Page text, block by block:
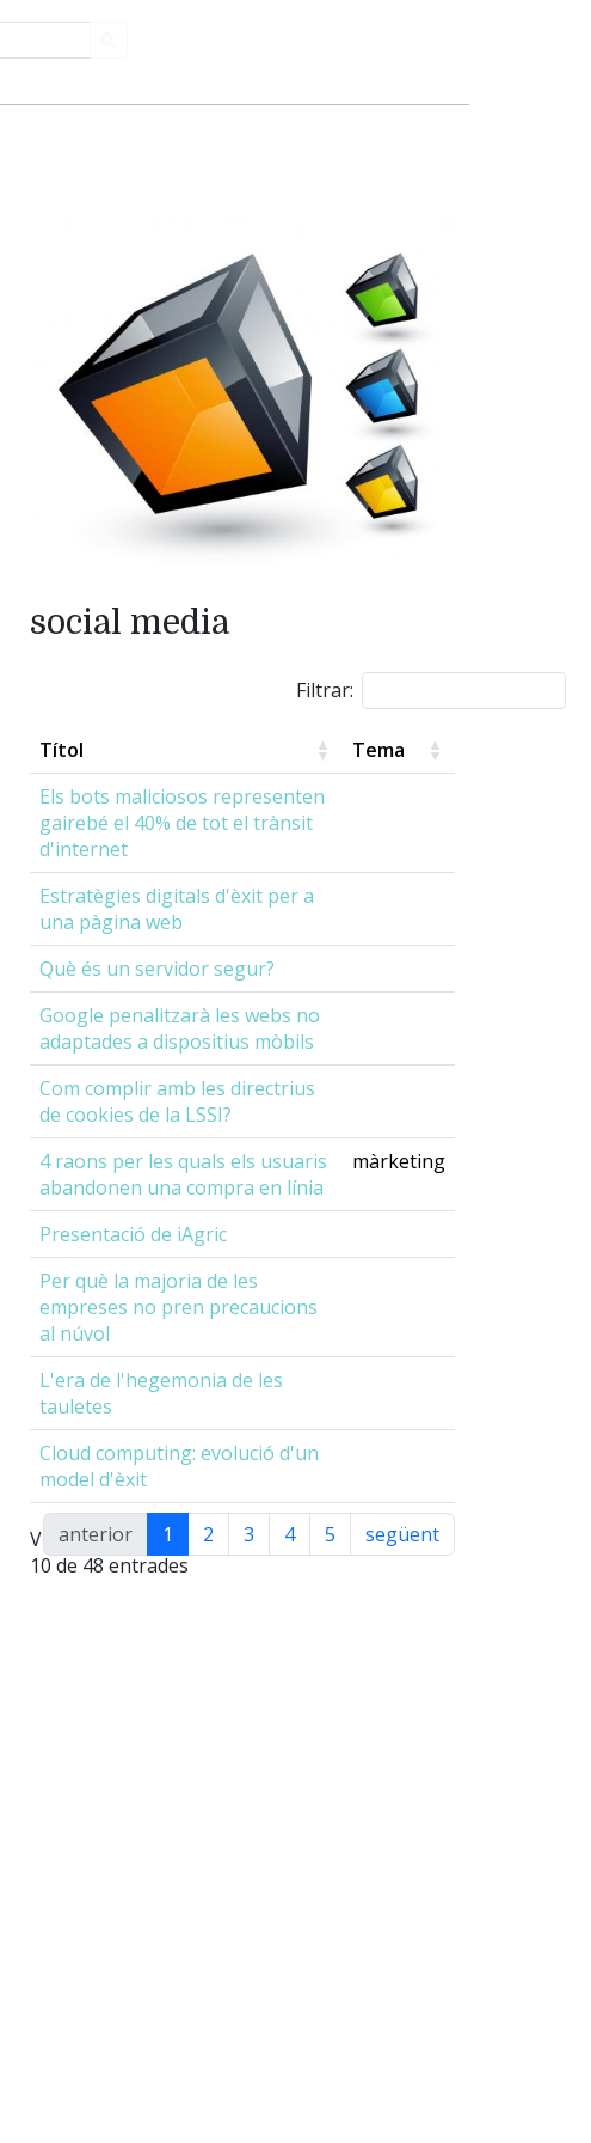
social media
Filtrar:
Títol
Tema
Els bots maliciosos representen
gairebé el 40% de tot el trànsit
d'internet
Estratègies digitals d'èxit per a
una pàgina web
Què és un servidor segur?
Google penalitzarà les webs no
adaptades a dispositius mòbils
Com complir amb les directrius
de cookies de la LSSI?
4 raons per les quals els usuaris
abandonen una compra en línia
màrketing
Presentació de iAgric
Per què la majoria de les
empreses no pren precaucions
al núvol
L'era de l'hegemonia de les
tauletes
Cloud computing: evolució d'un
model d'èxit
Visualitzant 1 a
10 de 48 entrades
anterior 1 2 3 4 5 següent